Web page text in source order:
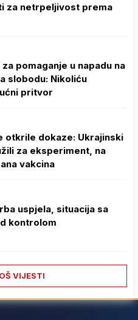
za netrpeljivost prema
pomaganje u napadu na
slobodu: Nikoliću
pritvor
otkrile dokaze: Ukrajinski
za eksperiment, na
vakcina
uspjela, situacija sa
kontrolom
VIJESTI